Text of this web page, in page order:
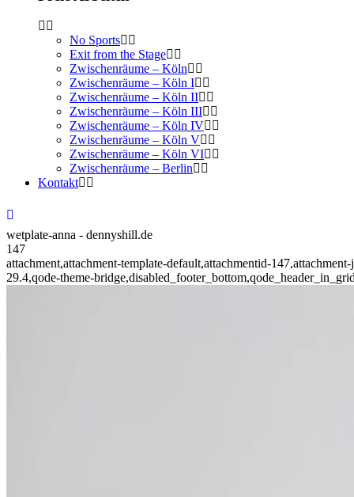
No Sports
Exit from the Stage
Zwischenräume – Köln
Zwischenräume – Köln I
Zwischenräume – Köln II
Zwischenräume – Köln III
Zwischenräume – Köln IV
Zwischenräume – Köln V
Zwischenräume – Köln VI
Zwischenräume – Berlin
Kontakt
wetplate-anna - dennyshill.de
147
attachment,attachment-template-default,attachmentid-
29.4,qode-theme-